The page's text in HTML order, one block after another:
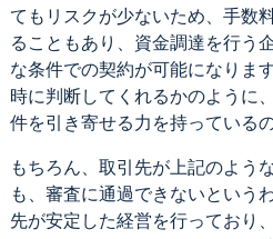
てもリスクが少ないため、手数
ることもあり、資金調達を行う
な条件での契約が可能になりま
時に判断してくれるかのように
件を引き寄せる力を持っているの
もちろん、取引先が上記のよう
も、審査に通過できないという
先が安定した経営を行っており